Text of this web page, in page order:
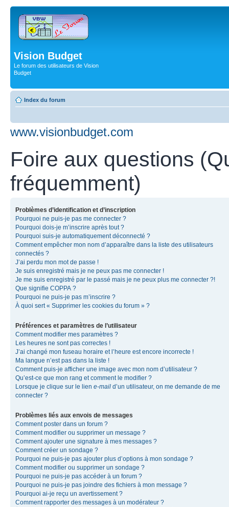
Vision Budget
Le forum des utilisateurs de Vision
Budget
Index du forum
www.visionbudget.com
Foire aux questions
fréquemment)
Problèmes d’identification et d’inscription
Pourquoi ne puis-je pas me connecter ?
Pourquoi dois-je m’inscrire après tout ?
Pourquoi suis-je automatiquement déconnecté ?
Comment empêcher mon nom d’apparaître dans la liste des utilisateurs
connectés ?
J’ai perdu mon mot de passe !
Je suis enregistré mais je ne peux pas me connecter !
Je me suis enregistré par le passé mais je ne peux plus me connecter ?!
Que signifie COPPA ?
Pourquoi ne puis-je pas m’inscrire ?
À quoi sert « Supprimer les cookies du forum » ?
Préférences et paramètres de l’utilisateur
Comment modifier mes paramètres ?
Les heures ne sont pas correctes !
J’ai changé mon fuseau horaire et l’heure est encore incorrecte !
Ma langue n’est pas dans la liste !
Comment puis-je afficher une image avec mon nom d’utilisateur ?
Qu’est-ce que mon rang et comment le modifier ?
Lorsque je clique sur le lien e-mail d’un utilisateur, on me demande de me
connecter ?
Problèmes liés aux envois de messages
Comment poster dans un forum ?
Comment modifier ou supprimer un message ?
Comment ajouter une signature à mes messages ?
Comment créer un sondage ?
Pourquoi ne puis-je pas ajouter plus d’options à mon sondage ?
Comment modifier ou supprimer un sondage ?
Pourquoi ne puis-je pas accéder à un forum ?
Pourquoi ne puis-je pas joindre des fichiers à mon message ?
Pourquoi ai-je reçu un avertissement ?
Comment rapporter des messages à un modérateur ?